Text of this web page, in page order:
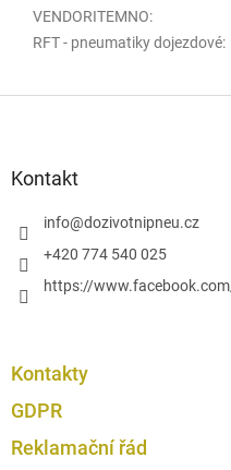
VENDORITEMNO:
RFT - pneumatiky dojezdové:
Kontakt
info@dozivotnipneu.cz
+420 774 540 025
https://
Kontakty
GDPR
Reklamační řád